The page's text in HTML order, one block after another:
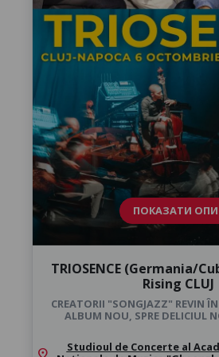
ПОКАЗАТИ
TRIOSENCE (Germania/
Rising CLUJ
CREATORII "SONGJAZZ" REVIN
ALBUM NOU, SPRE DELICIUL
location_on
Studioul de Concerte al